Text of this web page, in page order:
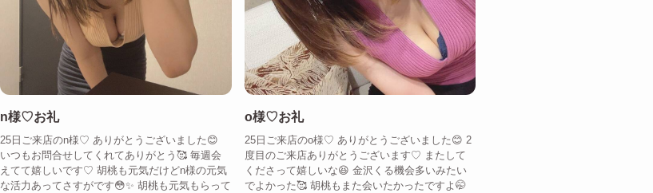
n様♡お礼
25日ご来店のn様♡ ありがとうございました😊
いつもお問合せしてくれてありがとう🥰 毎週会
えてて嬉しいです♡ 胡桃も元気だけどn様の元気
な活力あってさすがです😳✨ 胡桃も元気もらって
o様♡お礼
25日ご来店のo様♡ ありがとうございました😊 2
度目のご来店ありがとうございます♡ またして
くださって嬉しいな😆 金沢くる機会多いみたい
でよかった🥰 胡桃もまた会いたかったですよ🤭